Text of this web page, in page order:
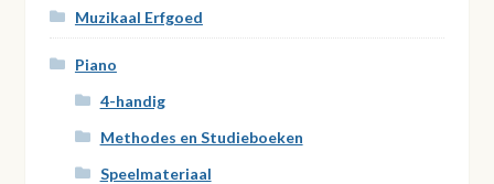
Muzikaal Erfgoed
Piano
4-handig
Methodes en Studieboeken
Speelmateriaal